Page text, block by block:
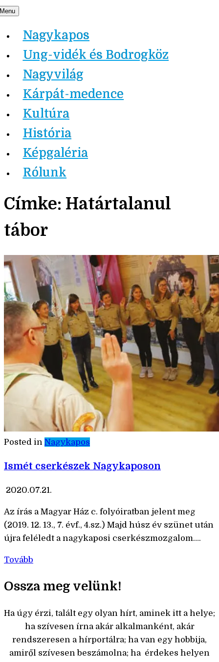
Skip
content
Nagykapos.ma
Nagykapos
Ung-vidék és Bodrogköz
Nagyvilág
Kárpát-medence
Kultúra
História
Képgaléria
Rólunk
Címke: Határtalanul
tábor
Posted in Nagykapos
Ismét cserkészek Nagykaposon
2020.07.21.
Az írás a Magyar Ház c. folyóiratban jelent meg
(2019. 12. 13., 7. évf., 4.sz.) Majd húsz év szünet után
újra feléledt a nagykaposi cserkészmozgalom….
Tovább
Ossza meg velünk!
Ha úgy érzi, talált egy olyan hírt, aminek itt a helye;
ha szívesen írna akár alkalmanként, akár
rendszeresen a hírportálra; ha van egy hobbija,
amiről szívesen beszámolna; ha érdekes helyen